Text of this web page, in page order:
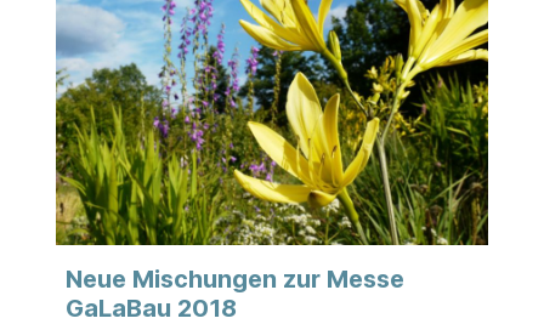
Neue Mischungen zur Messe
GaLaBau 2018